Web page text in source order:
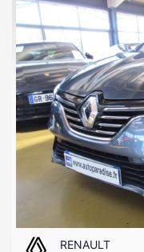
RENAULT